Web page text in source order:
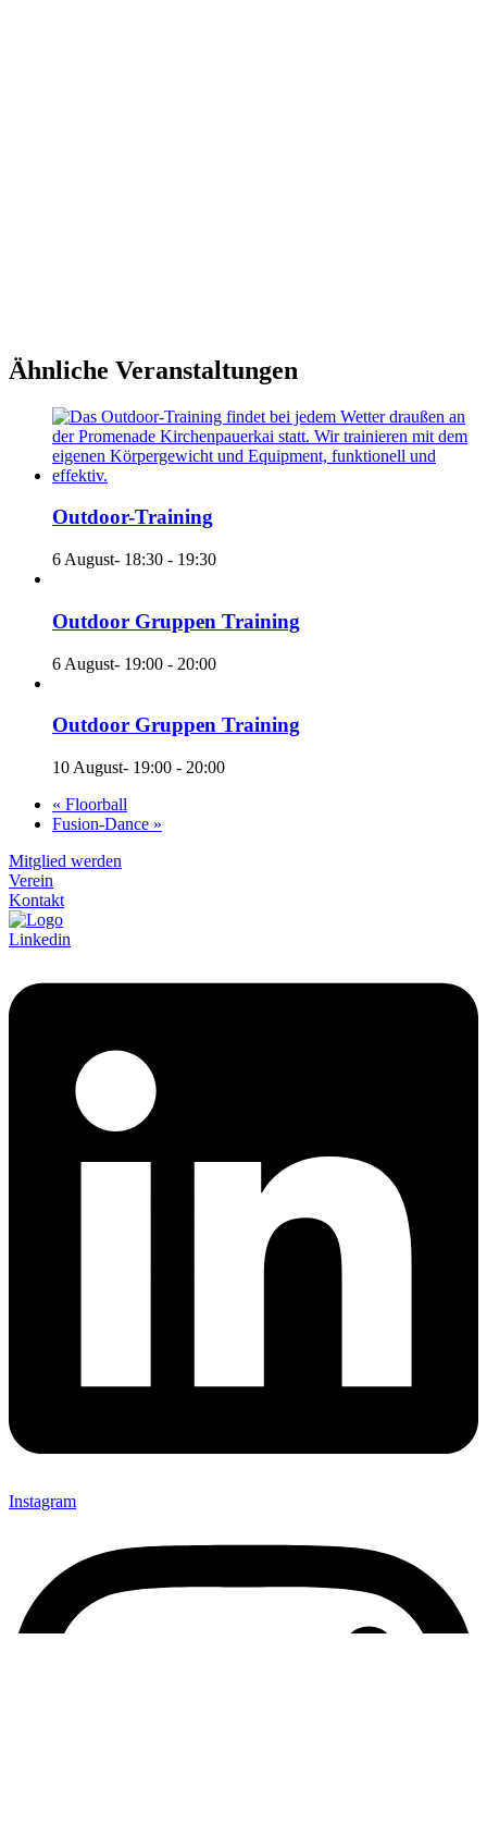
Ähnliche Veranstaltungen
Outdoor-Training
6 August- 18:30 - 19:30
Outdoor Gruppen Training
6 August- 19:00 - 20:00
Outdoor Gruppen Training
10 August- 19:00 - 20:00
« Floorball
Fusion-Dance »
Mitglied werden
Verein
Kontakt
Linkedin
Instagram